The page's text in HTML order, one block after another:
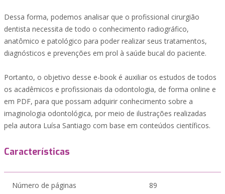
Dessa forma, podemos analisar que o profissional cirurgião
dentista necessita de todo o conhecimento radiográfico,
anatômico e patológico para poder realizar seus tratamentos,
diagnósticos e prevenções em prol à saúde bucal do paciente.
Portanto, o objetivo desse e-book é auxiliar os estudos de todos
os acadêmicos e profissionais da odontologia, de forma online e
em PDF, para que possam adquirir conhecimento sobre a
imaginologia odontológica, por meio de ilustrações realizadas
pela autora Luísa Santiago com base em conteúdos científicos.
Características
Número de páginas 89